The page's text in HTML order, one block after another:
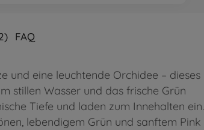
FAQ
und eine leuchtende Orchidee – dieses
stillen Wasser und das frische Grün
Tiefe und laden zum Innehalten ein.
lebendigem Grün und sanftem Pink